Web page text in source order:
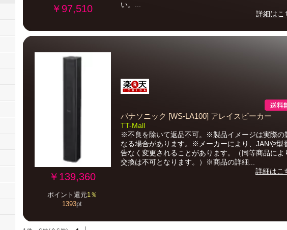
￥97,510
い。...
詳細はこ
￥139,360
ポイント還元1％
1393pt
パナソニック [WS-LA100] アレイスピーカー
TT-Mall
※不良を除いて返品不可。※製品イメージは実際の
なる場合があります。※メーカーにより、JANや型
告なく変更されることがあります。（同等商品によ
交換は不可となります。）※商品の詳細...
詳細はこ